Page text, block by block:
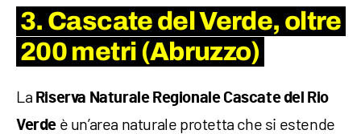
3. Cascate del Verde, oltre
200 metri (Abruzzo)
La Riserva Naturale Regionale Cascate del Rio
Verde è un’area naturale protetta che si estende